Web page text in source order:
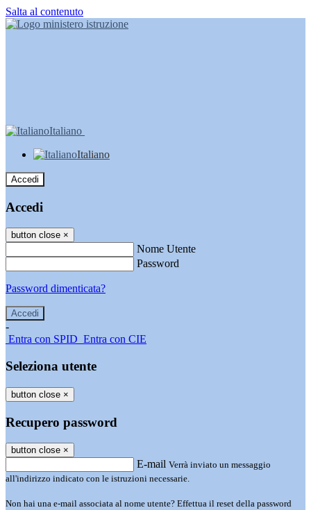
Salta al contenuto
Italiano
Italiano
Accedi
Accedi
button close ×
Nome Utente
Password
Password dimenticata?
-
Entra con SPID Entra con CIE
Seleziona utente
button close ×
Recupero password
button close ×
E-mail Verrà inviato un messaggio
all'indirizzo indicato con le istruzioni necessarie.
Non hai una e-mail associata al nome utente? Effettua il reset della password